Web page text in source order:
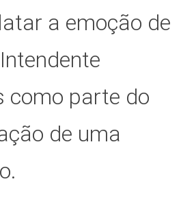
a emoção de
como parte do
de uma